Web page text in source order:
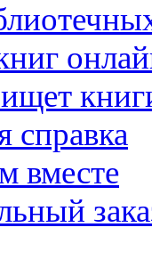
справка
вместе